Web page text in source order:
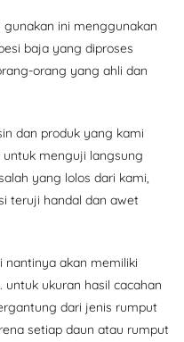
gunakan ini menggunakan
baja yang diproses
orang yang ahli dan
dan produk yang kami
untuk menguji langsung
yang lolos dari kami,
teruji handal dan awet
nantinya akan memiliki
untuk ukuran hasil cacahan
dari jenis rumput
setiap daun atau rumput